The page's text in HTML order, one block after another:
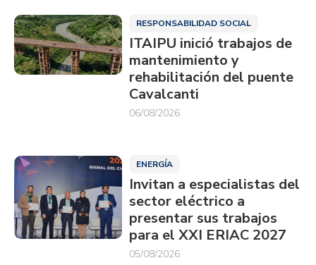
RESPONSABILIDAD SOCIAL
ITAIPU inició trabajos de
mantenimiento y
rehabilitación del puente
Cavalcanti
06/08/2026
ENERGÍA
Invitan a especialistas del
sector eléctrico a
presentar sus trabajos
para el XXI ERIAC 2027
05/08/2026